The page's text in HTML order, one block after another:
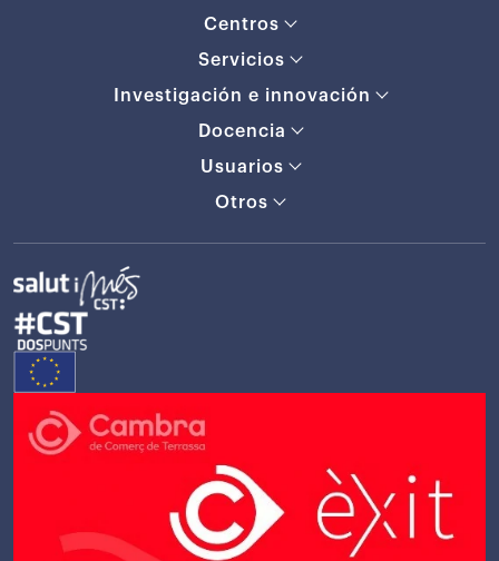
Centros
Servicios
Investigación e innovación
Docencia
Usuarios
Otros